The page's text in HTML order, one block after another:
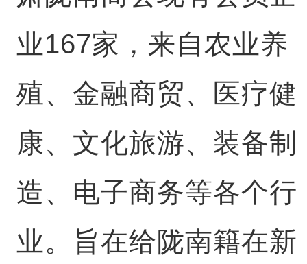
业167家，来自农业养
殖、金融商贸、医疗健
康、文化旅游、装备制
造、电子商务等各个行
业。旨在给陇南籍在新